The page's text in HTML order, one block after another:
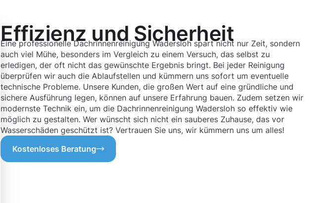
Effizienz und Sicherheit
Eine professionelle Dachrinnenreinigung Wadersloh spart nicht nur Zeit, sondern
auch viel Mühe, besonders im Vergleich zu einem Versuch, das selbst zu
erledigen, der oft nicht das gewünschte Ergebnis bringt. Bei jeder Reinigung
überprüfen wir auch die Ablaufstellen und kümmern uns sofort um eventuelle
technische Probleme. Unsere Kunden, die großen Wert auf eine gründliche und
sichere Ausführung legen, können auf unsere Erfahrung bauen. Zudem setzen wir
modernste Technik ein, um die Dachrinnenreinigung Wadersloh so effektiv wie
möglich zu gestalten. Wer wünscht sich nicht ein sauberes Zuhause, das vor
Wasserschäden geschützt ist? Vertrauen Sie uns, wir kümmern uns um alles!
Kostenloses Beratung